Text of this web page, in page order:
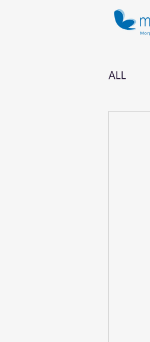
ALL